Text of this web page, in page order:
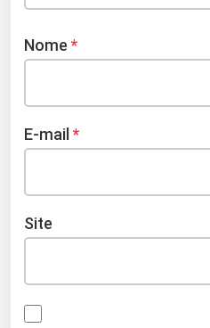
Nome *
E-mail *
Site